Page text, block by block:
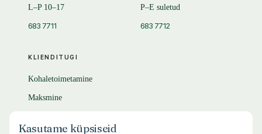
KLIENDITUGI
Kohaletoimetamine
Maksmine
L–P 10–17
683 7711
P–E suletud
683 7712
Kasutame küpsiseid